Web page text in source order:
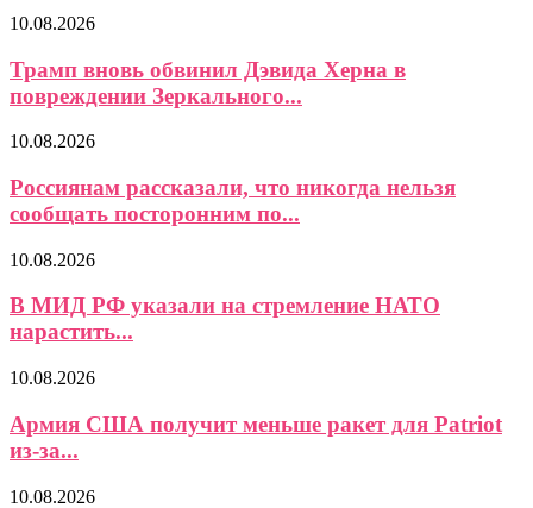
10.08.2026
Трамп вновь обвинил Дэвида Херна в
повреждении Зеркального...
10.08.2026
Россиянам рассказали, что никогда нельзя
сообщать посторонним по...
10.08.2026
В МИД РФ указали на стремление НАТО
нарастить...
10.08.2026
Армия США получит меньше ракет для Patriot
из-за...
10.08.2026